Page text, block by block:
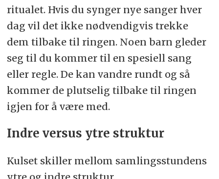
ritualet. Hvis du synger nye sanger hver
dag vil det ikke nødvendigvis trekke
dem tilbake til ringen. Noen barn gleder
seg til du kommer til en spesiell sang
eller regle. De kan vandre rundt og så
kommer de plutselig tilbake til ringen
igjen for å være med.
Indre versus ytre struktur
Kulset skiller mellom samlingsstundens